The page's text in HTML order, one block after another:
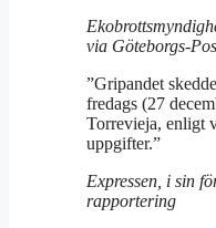
via Göteborgs-
”Gripandet
fredags (27
Torrevieja, enligt
uppgifter.”
Expressen, i sin
rapportering